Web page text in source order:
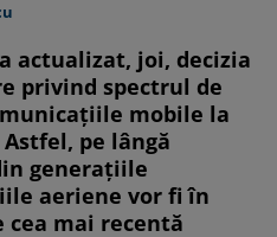
actualizat, joi, decizia
privind spectrul de
mobile la
pe lângă
generaţiile
aeriene vor fi în
cea mai recentă